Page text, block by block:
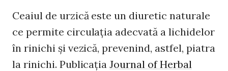
Ceaiul de urzică este un diuretic naturale
ce permite circulaţia adecvată a lichidelor
în rinichi şi vezică, prevenind, astfel, piatra
la rinichi. PublicaţiaJournal of Herbal